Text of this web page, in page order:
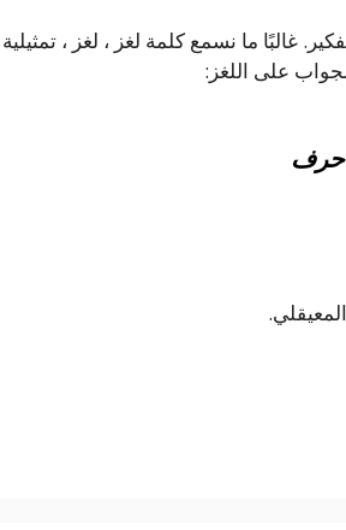
غالبًا ما نسمع كلمة لغز ، لغز ،
على اللغز: